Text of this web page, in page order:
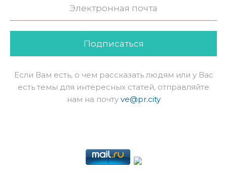
Подписаться
Если Вам есть, о чем рассказать людям или у Вас
есть темы для интересных статей, отправляйте
нам на почту ve@pr.city